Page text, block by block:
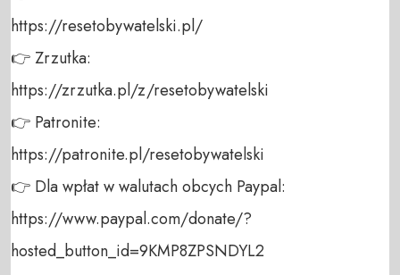
https://resetobywatelski.pl/
👉 Zrzutka:
https://zrzutka.pl/z/resetobywatelski
👉 Patronite:
https://patronite.pl/resetobywatelski
👉 Dla wpłat w walutach obcych Paypal:
https://www.paypal.com/donate/?
hosted_button_id=9KMP8ZPSNDYL2